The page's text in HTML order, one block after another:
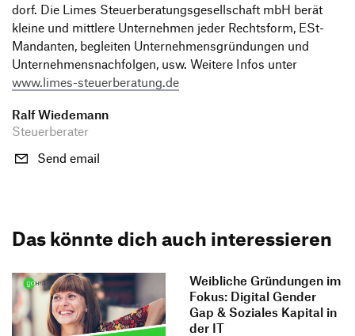
dorf. Die Limes Steu­er­be­ra­tungs­ge­sell­schaft mbH berät
kleine und mitt­lere Unter­nehmen jeder Rechts­form, ESt-
Mandanten, begleiten Unter­neh­mens­grün­dungen und
Unter­neh­mens­nach­folgen, usw. Weitere Infos unter
www.limes-steuerberatung.de
Ralf Wiedemann
Steuerberater
Send email
Das könnte dich auch interessieren
Weibliche Gründungen im
Fokus: Digital Gender
Gap & Soziales Kapital in
der IT